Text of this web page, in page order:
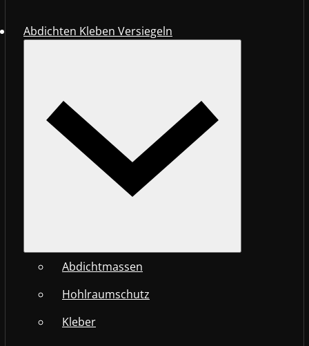
Abdichten Kleben Versiegeln
Abdichtmassen
Hohlraumschutz
Kleber